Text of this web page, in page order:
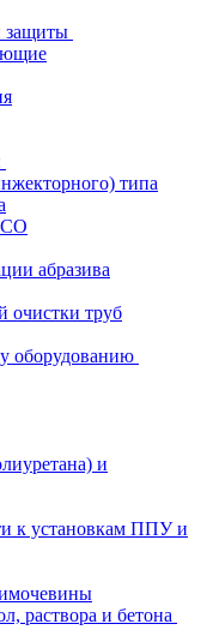
защиты
типа
абразива
очистки труб
оборудованию
и
к установкам ППУ и
раствора и бетона